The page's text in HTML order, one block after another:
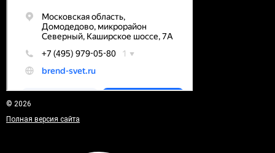
© 2026
Полная версия сайта